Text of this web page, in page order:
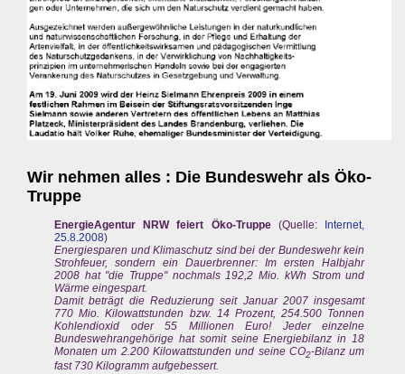
Wir nehmen alles : Die Bundeswehr als Öko-
Truppe
EnergieAgentur NRW feiert Öko-Truppe(Quelle:
Internet,
25.8.2008)
Energiesparen und Klimaschutz sind bei der Bundeswehr kein
Strohfeuer, sondern ein Dauerbrenner: Im ersten Halbjahr
2008 hat "die Truppe" nochmals 192,2 Mio. kWh Strom und
Wärme eingespart.
Damit beträgt die Reduzierung seit Januar 2007 insgesamt
770 Mio. Kilowattstunden bzw. 14 Prozent, 254.500 Tonnen
Kohlendioxid oder 55 Millionen Euro! Jeder einzelne
Bundeswehrangehörige hat somit seine Energiebilanz in 18
Monaten um 2.200 Kilowattstunden und seine CO2-Bilanz um
fast 730 Kilogramm aufgebessert.